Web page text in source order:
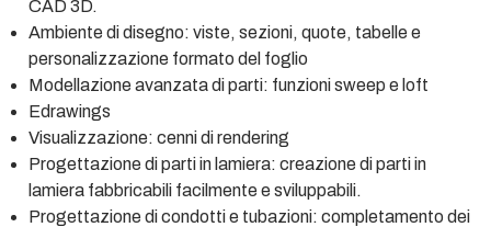
CAD 3D.
Ambiente di disegno: viste, sezioni, quote, tabelle e
personalizzazione formato del foglio
Modellazione avanzata di parti: funzioni sweep e loft
Edrawings
Visualizzazione: cenni di rendering
Progettazione di parti in lamiera: creazione di parti in
lamiera fabbricabili facilmente e sviluppabili.
Progettazione di condotti e tubazioni: completamento dei